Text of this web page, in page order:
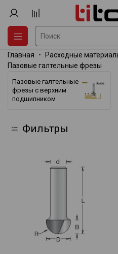
Главная Расходные
Пазовые галтельные фрезы
Пазовые галтельные
фрезы с верхним
подшипником
Фильтры